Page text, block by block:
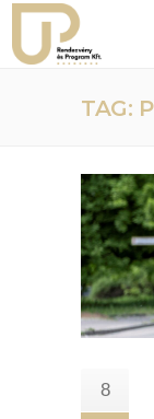
TAG:
8